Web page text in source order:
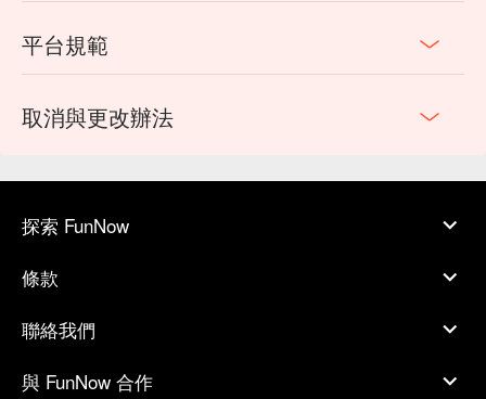
平台規範
取消與更改辦法
探索 FunNow
條款
聯絡我們
與 FunNow 合作